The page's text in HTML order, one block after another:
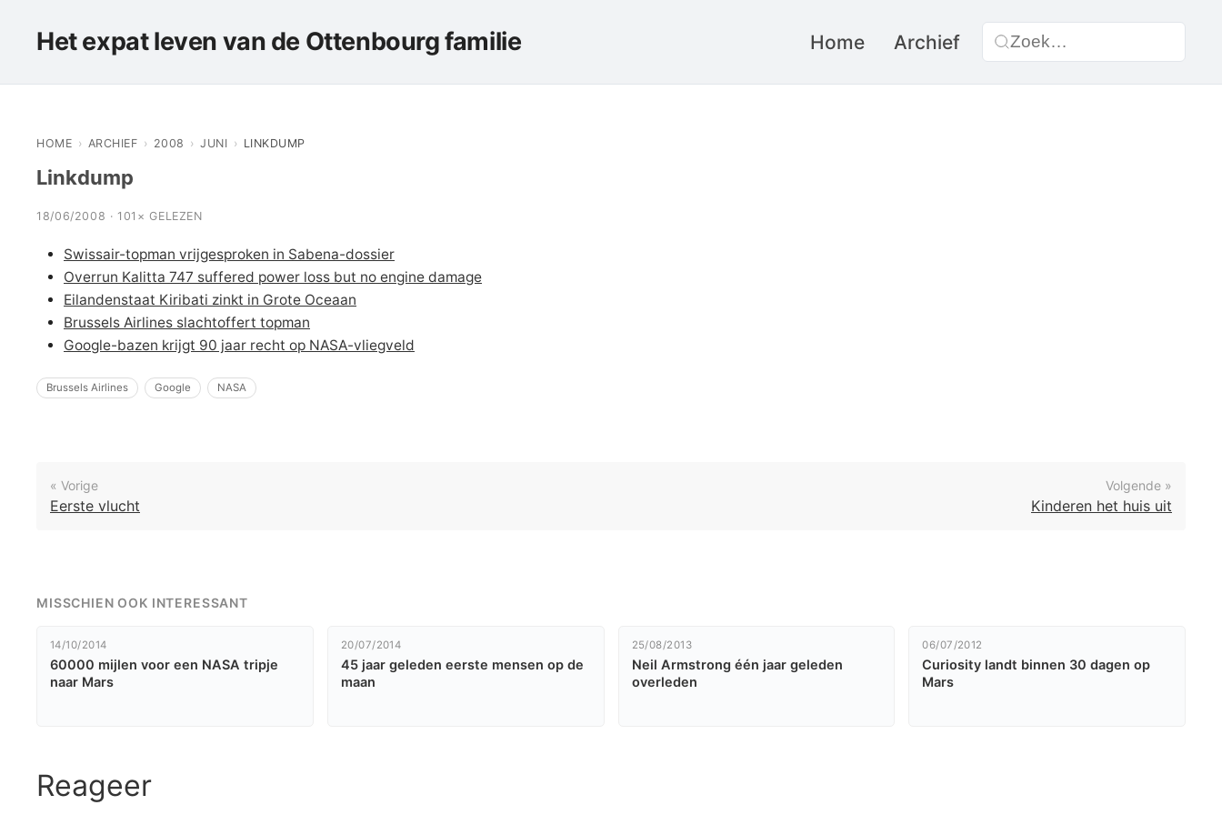
Het expat leven van de Ottenbourg familie Home Archief
HOME › ARCHIEF › 2008 › JUNI › LINKDUMP
Linkdump
18/06/2008 · 101× GELEZEN
Swissair-topman vrijgesproken in Sabena-dossier
Overrun Kalitta 747 suffered power loss but no engine damage
Eilandenstaat Kiribati zinkt in Grote Oceaan
Brussels Airlines slachtoffert topman
Google-bazen krijgt 90 jaar recht op NASA-vliegveld
Brussels Airlines Google NASA
« Vorige
Eerste vlucht
Volgende »
Kinderen het huis uit
MISSCHIEN OOK INTERESSANT
14/10/2014
60000 mijlen voor een NASA tripje
naar Mars
20/07/2014
45 jaar geleden eerste mensen op de
maan
25/08/2013
Neil Armstrong één jaar geleden
overleden
06/07/2012
Curiosity landt binnen 30 dagen op
Mars
Reageer